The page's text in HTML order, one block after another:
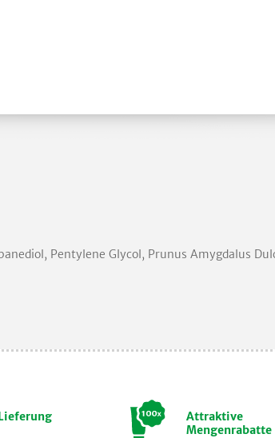
Pentylene Glycol, Prunus Amygdalus
Attraktive
Mengenrabatte